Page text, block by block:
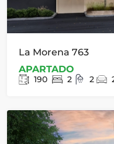
La Morena 763
APARTADO
190 2 2